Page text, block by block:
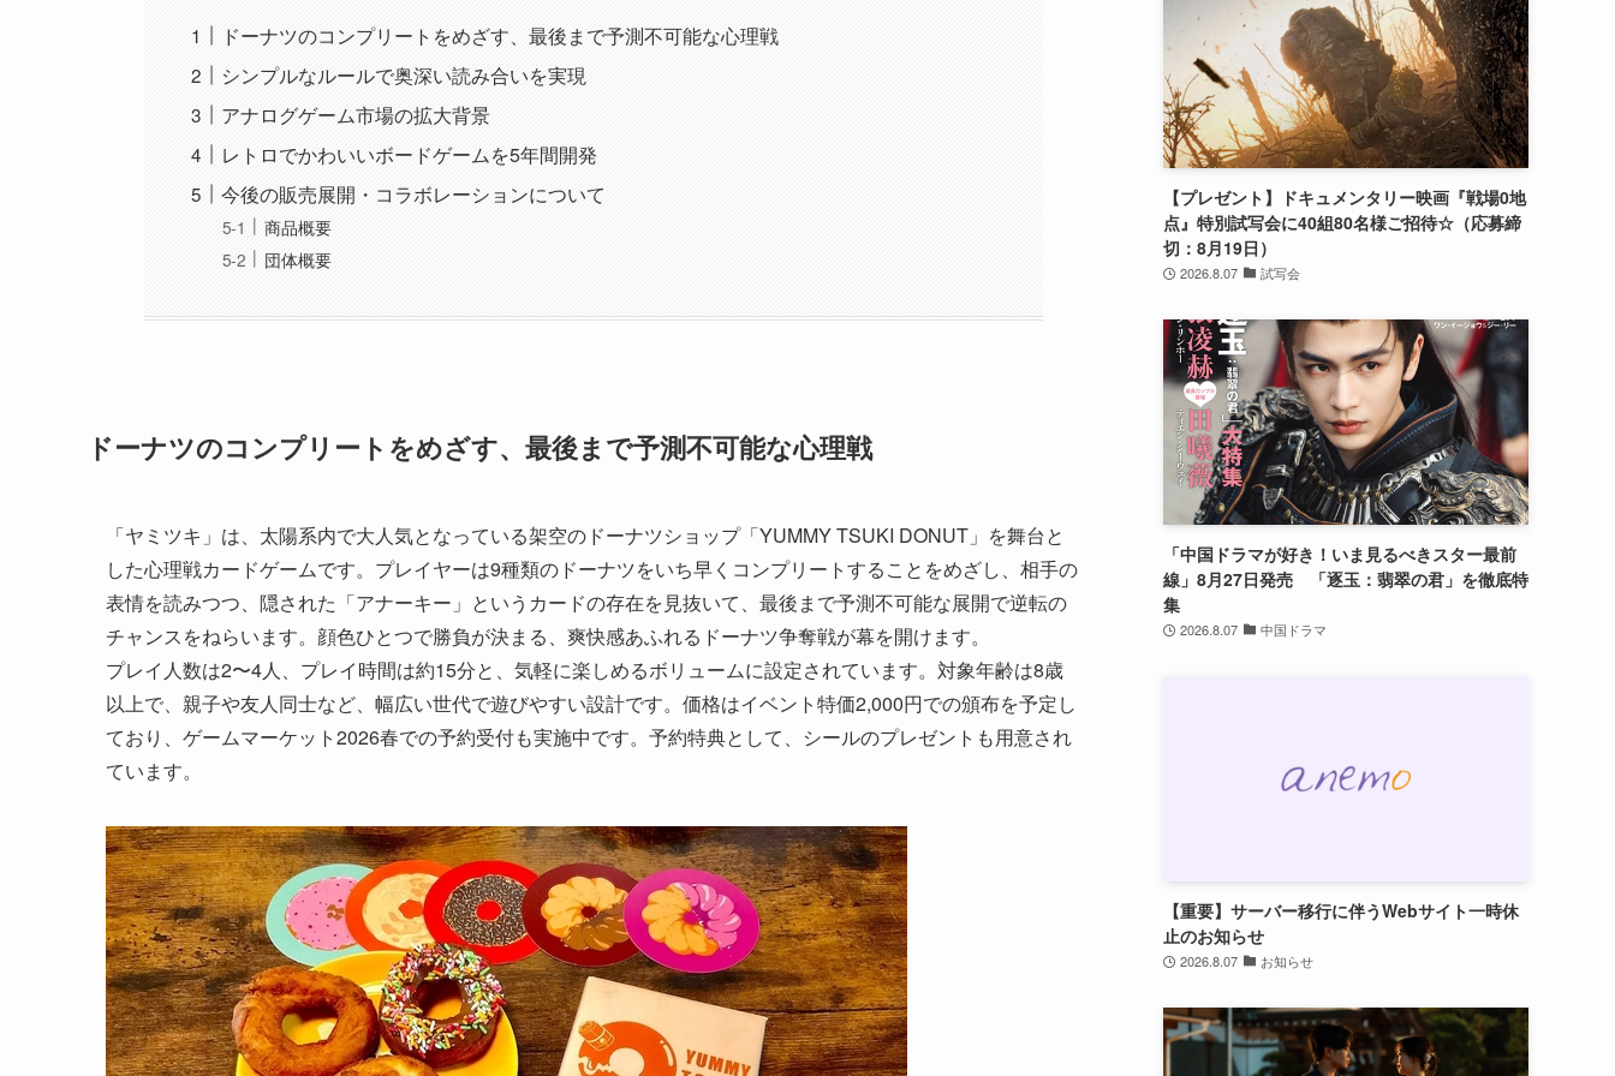
ドーナツのコンプリートをめざす、最後まで予測不可能な心理戦
シンプルなルールで奥深い読み合いを実現
アナログゲーム市場の拡大背景
レトロでかわいいボードゲームを5年間開発
今後の販売展開・コラボレーションについて
商品概要
団体概要
ドーナツのコンプリートをめざす、最後まで予測不可能な心理戦
「ヤミツキ」は、太陽系内で大人気となっている架空のドーナツショップ「YUMMY TSUKI DONUT」を舞台と
した心理戦カードゲームです。プレイヤーは9種類のドーナツをいち早くコンプリートすることをめざし、相手の
表情を読みつつ、隠された「アナーキー」というカードの存在を見抜いて、最後まで予測不可能な展開で逆転の
チャンスをねらいます。顔色ひとつで勝負が決まる、爽快感あふれるドーナツ争奪戦が幕を開けます。
プレイ人数は2〜4人、プレイ時間は約15分と、気軽に楽しめるボリュームに設定されています。対象年齢は8歳
以上で、親子や友人同士など、幅広い世代で遊びやすい設計です。価格はイベント特価2,000円での頒布を予定し
ており、ゲームマーケット2026春での予約受付も実施中です。予約特典として、シールのプレゼントも用意され
ています。
【プレゼント】ドキュメンタリー映画『戦場0地
点』特別試写会に40組80名様ご招待☆（応募締
切：8月19日）
2026.8.07 試写会
「中国ドラマが好き！いま見るべきスター最前
線」8月27日発売 「逐玉：翡翠の君」を徹底特
集
2026.8.07 中国ドラマ
【重要】サーバー移行に伴うWebサイト一時休
止のお知らせ
2026.8.07 お知らせ